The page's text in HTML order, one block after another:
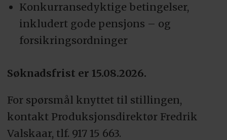
Konkurransedyktige betingelser,
inkludert gode pensjons – og
forsikringsordninger
Søknadsfrist er 15.08.2026.
For spørsmål knyttet til stillingen,
kontakt Produksjonsdirektør Fredrik
Valskaar, tlf. 917 15 663.